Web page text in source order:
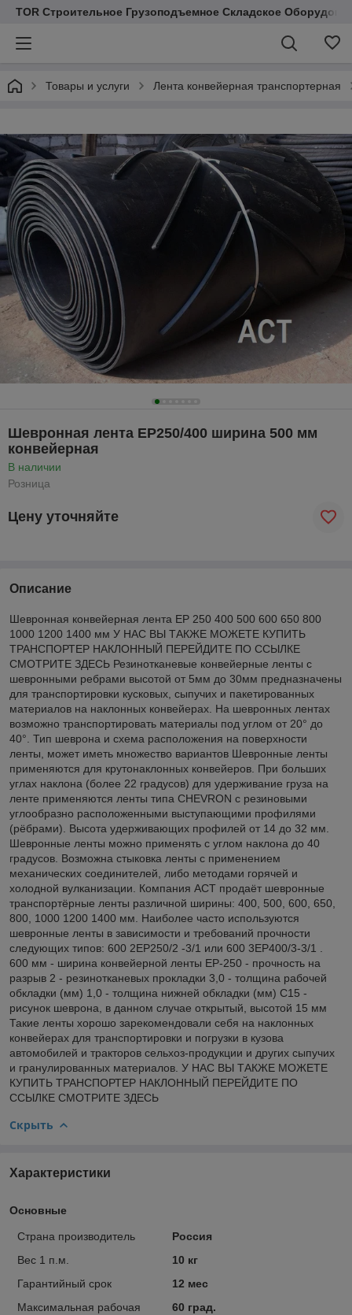
TOR Строительное Грузоподъемное Складское
Товары и услуги Лента конвейерная транспортерная
Шевронная лента ЕР250/400 ширина 500 мм
конвейерная
В наличии
Розница
Цену уточняйте
Описание
Шевронная конвейерная лента ЕР 250 400 500 600 650 800
1000 1200 1400 мм У НАС ВЫ ТАКЖЕ МОЖЕТЕ КУПИТЬ
ТРАНСПОРТЕР НАКЛОННЫЙ ПЕРЕЙДИТЕ ПО ССЫЛКЕ
СМОТРИТЕ ЗДЕСЬ Резинотканевые конвейерные ленты с
шевронными ребрами высотой от 5мм до 30мм предназначены
для транспортировки кусковых, сыпучих и пакетированных
материалов на наклонных конвейерах. На шевронных лентах
возможно транспортировать материалы под углом от 20° до
40°. Тип шеврона и схема расположения на поверхности
ленты, может иметь множество вариантов Шевронные ленты
применяются для крутонаклонных конвейеров. При больших
углах наклона (более 22 градусов) для удерживание груза на
ленте применяются ленты типа CHEVRON с резиновыми
углообразно расположенными выступающими профилями
(рёбрами). Высота удерживающих профилей от 14 до 32 мм.
Шевронные ленты можно применять с углом наклона до 40
градусов. Возможна стыковка ленты с применением
механических соединителей, либо методами горячей и
холодной вулканизации. Компания АСТ продаёт шевронные
транспортёрные ленты различной ширины: 400, 500, 600, 650,
800, 1000 1200 1400 мм. Наиболее часто используются
шевронные ленты в зависимости и требований прочности
следующих типов: 600 2ЕР250/2 -3/1 или 600 3ЕР400/3-3/1 .
600 мм - ширина конвейерной ленты EP-250 - прочность на
разрыв 2 - резинотканевых прокладки 3,0 - толщина рабочей
обкладки (мм) 1,0 - толщина нижней обкладки (мм) С15 -
рисунок шеврона, в данном случае открытый, высотой 15 мм
Такие ленты хорошо зарекомендовали себя на наклонных
конвейерах для транспортировки и погрузки в кузова
автомобилей и тракторов сельхоз-продукции и других сыпучих
и гранулированных материалов. У НАС ВЫ ТАКЖЕ МОЖЕТЕ
КУПИТЬ ТРАНСПОРТЕР НАКЛОННЫЙ ПЕРЕЙДИТЕ ПО
ССЫЛКЕ СМОТРИТЕ ЗДЕСЬ
Скрыть
Характеристики
Основные
Страна производитель
Россия
Вес 1 п.м.
10 кг
Гарантийный срок
12 мес
Максимальная рабочая
60 град.